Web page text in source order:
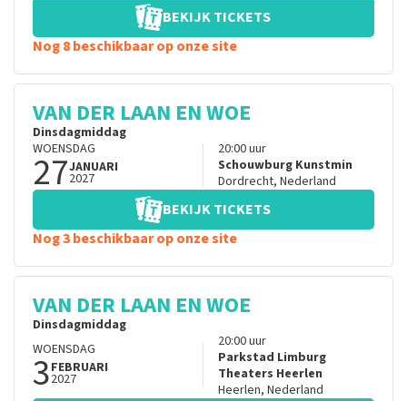
BEKIJK TICKETS
Nog 8 beschikbaar op onze site
VAN DER LAAN EN WOE
Dinsdagmiddag
WOENSDAG
27JANUARI
2027
20:00uur
Schouwburg Kunstmin
Dordrecht, Nederland
BEKIJK TICKETS
Nog 3 beschikbaar op onze site
VAN DER LAAN EN WOE
Dinsdagmiddag
WOENSDAG
3FEBRUARI
2027
20:00uur
Parkstad Limburg
Theaters Heerlen
Heerlen, Nederland